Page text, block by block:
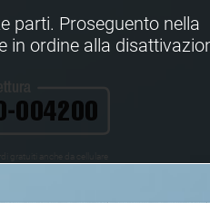
parti. Proseguento nella
in ordine alla